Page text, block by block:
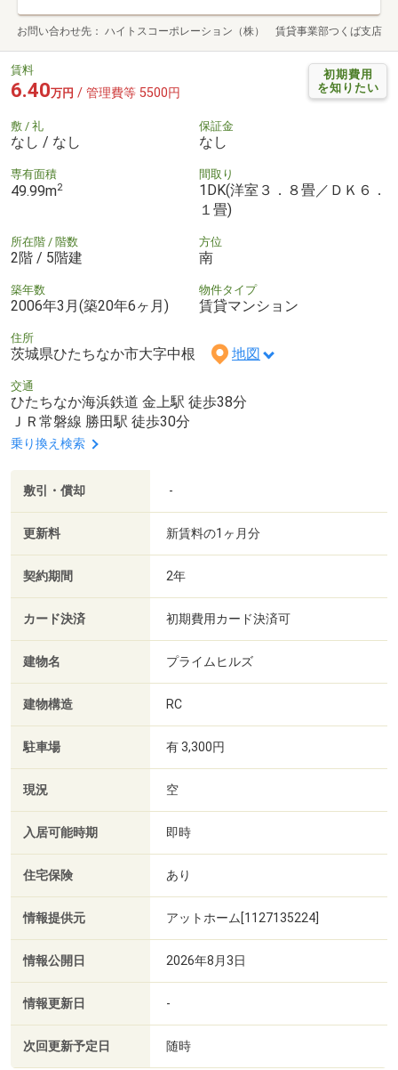
お問い合わせ先 ハイトスコーポレーション（株） 賃貸事業部つくば支店
初期費用
を知りたい
賃料
6.40万円 / 管理費等 5500円
敷 / 礼
なし / なし
保証金
なし
専有面積
49.99m2
間取り
1DK(洋室３．８畳／ＤＫ６．
１畳)
所在階 / 階数
2階 / 5階建
方位
南
築年数
2006年3月(築20年6ヶ月)
物件タイプ
賃貸マンション
住所
茨城県ひたちなか市大字中根 地図
交通
ひたちなか海浜鉄道 金上駅 徒歩38分
ＪＲ常磐線 勝田駅 徒歩30分
乗り換え検索
敷引・償却 -
更新料 新賃料の1ヶ月分
契約期間 2年
カード決済 初期費用カード決済可
建物名 プライムヒルズ
建物構造 RC
駐車場 有 3,300円
現況 空
入居可能時期 即時
住宅保険 あり
情報提供元 アットホーム[1127135224]
情報公開日 2026年8月3日
情報更新日 -
次回更新予定日 随時